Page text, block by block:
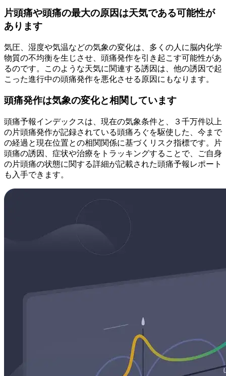
片頭痛や頭痛の最大の原因は天気である可能性が
あります
気圧、湿度や気温などの気象の変化は、多くの人に脳内化学
物質の不均衡を生じさせ、頭痛発作を引き起こす可能性があ
るのです。このような天気に関連する誘因は、他の誘因で起
こった進行中の頭痛発作を悪化させる原因にもなります。
頭痛発作は気象の変化と相関しています
頭痛予報インデックスは、現在の気象条件と、３千万件以上
の片頭痛発作が記録されている頭痛ろぐを駆使した、今まで
の経過と現在位置との相関関係に基づくリスク指標です。片
頭痛の誘因、症状や治療をトラッキングすることで、ご自身
の片頭痛の状態に関する詳細が記載された頭痛予報レポート
も入手できます。